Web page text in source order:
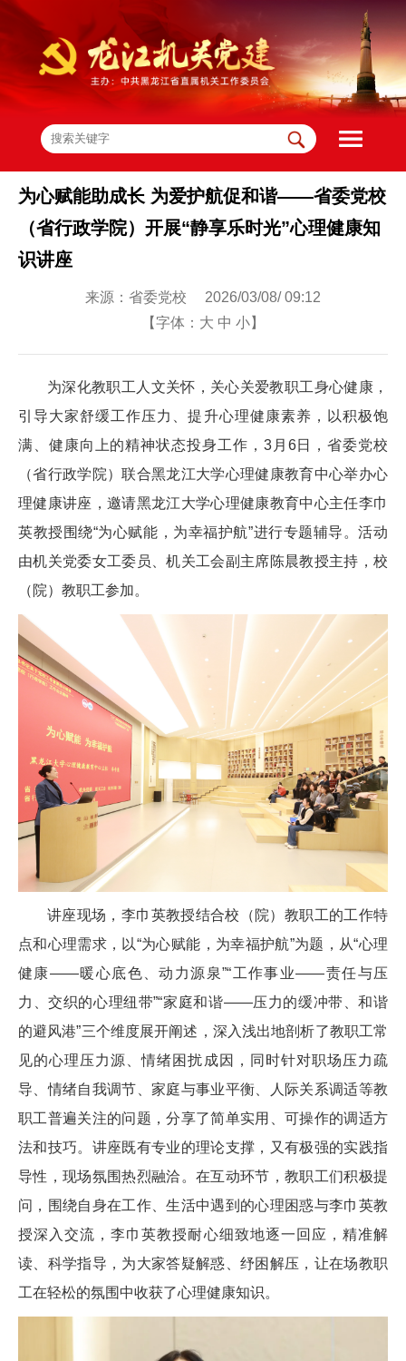
为心赋能助成长 为爱护航促和谐——省委党校
（省行政学院）开展“静享乐时光”心理健康知
识讲座
来源：省委党校 2026/03/08/ 09:12
【字体： 大 中 小】
为深化教职工人文关怀，关心关爱教职工身心健康，
引导大家舒缓工作压力、提升心理健康素养，以积极饱
满、健康向上的精神状态投身工作，3月6日，省委党校
（省行政学院）联合黑龙江大学心理健康教育中心举办心
理健康讲座，邀请黑龙江大学心理健康教育中心主任李巾
英教授围绕“为心赋能，为幸福护航”进行专题辅导。活动
由机关党委女工委员、机关工会副主席陈晨教授主持，校
（院）教职工参加。
讲座现场，李巾英教授结合校（院）教职工的工作特
点和心理需求，以“为心赋能，为幸福护航”为题，从“心理
健康——暖心底色、动力源泉”“工作事业——责任与压
力、交织的心理纽带”“家庭和谐——压力的缓冲带、和谐
的避风港”三个维度展开阐述，深入浅出地剖析了教职工常
见的心理压力源、情绪困扰成因，同时针对职场压力疏
导、情绪自我调节、家庭与事业平衡、人际关系调适等教
职工普遍关注的问题，分享了简单实用、可操作的调适方
法和技巧。讲座既有专业的理论支撑，又有极强的实践指
导性，现场氛围热烈融洽。在互动环节，教职工们积极提
问，围绕自身在工作、生活中遇到的心理困惑与李巾英教
授深入交流，李巾英教授耐心细致地逐一回应，精准解
读、科学指导，为大家答疑解惑、纾困解压，让在场教职
工在轻松的氛围中收获了心理健康知识。